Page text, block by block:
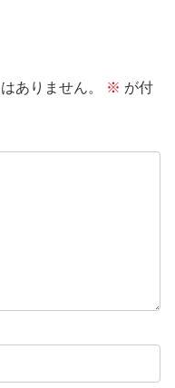
ありません。 ※ が付